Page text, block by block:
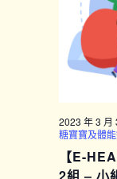
2023 年 3 月
糖寶寶及體
【E-
2組 – 小